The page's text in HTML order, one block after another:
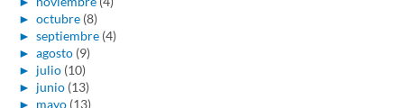
► octubre (8)
► septiembre (4)
► agosto (9)
► julio (10)
► junio (13)
► mayo (13)